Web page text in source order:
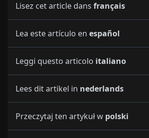
Lisez cet article dans français
Lea este artículo en español
Leggi questo articolo italiano
Lees dit artikel in nederlands
Przeczytaj ten artykuł w polski